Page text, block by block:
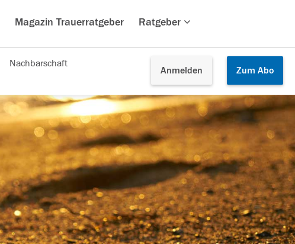
Magazin Trauerratgeber Ratgeber
Anmelden Zum Abo
Nachbarschaft